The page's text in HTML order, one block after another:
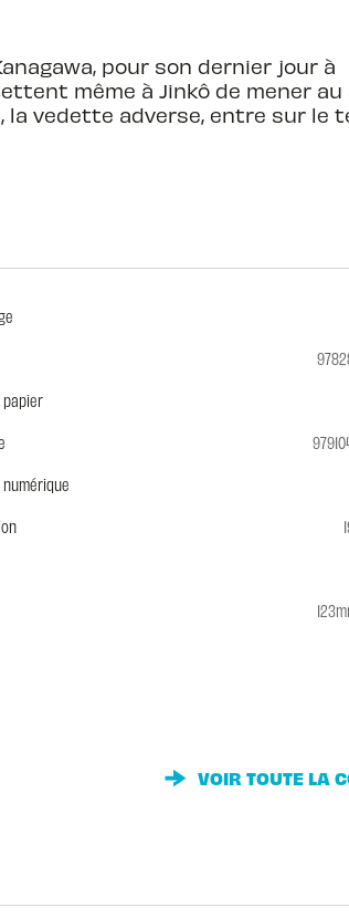
pour son dernier jour à
même à Jinkô de mener au
la vedette adverse, entre sur le
VOIR TOUTE LA